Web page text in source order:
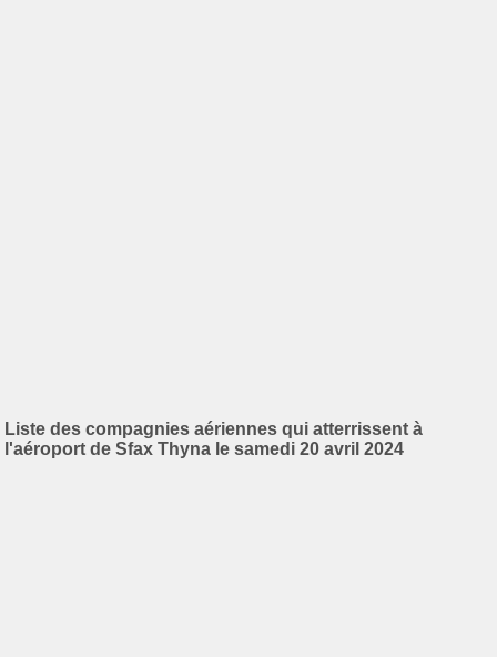
Liste des compagnies aériennes qui atterrissent à
l'aéroport de Sfax Thyna le samedi 20 avril 2024